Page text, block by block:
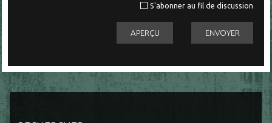
S'abonner au fil de discussion